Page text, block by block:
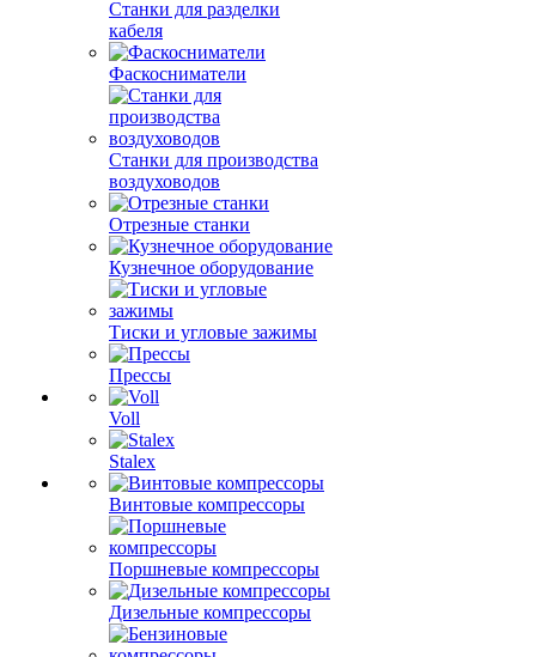
Станки для разделки
кабеля
Фаскосниматели
Станки для производства
воздуховодов
Отрезные станки
Кузнечное оборудование
Тиски и угловые зажимы
Прессы
Voll
Stalex
Винтовые компрессоры
Поршневые компрессоры
Дизельные компрессоры